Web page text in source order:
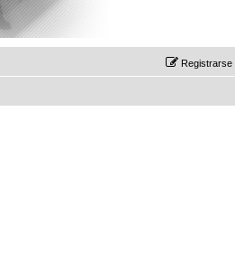
Registrarse